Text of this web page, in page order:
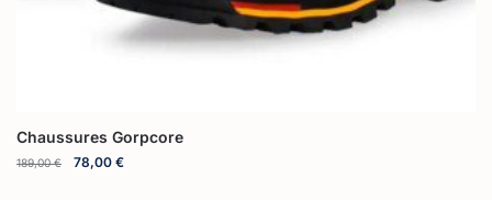
Chaussures Gorpcore
189,00€ 78,00 €